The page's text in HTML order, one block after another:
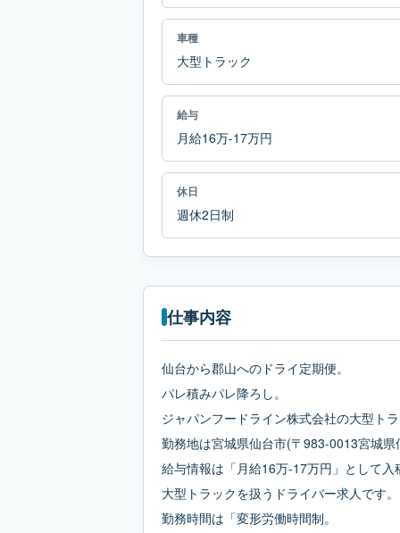
車種
大型トラック
給与
月給16万-17万円
休日
週休2日制
仕事内容
仙台から郡山へのドライ定期便。
パレ積みパレ降ろし。
ジャパンフードライン株式会社の大型ト
勤務地は宮城県仙台市(〒983-0013宮城
給与情報は「月給16万-17万円」として入
大型トラックを扱うドライバー求人です。
勤務時間は「変形労働時間制。